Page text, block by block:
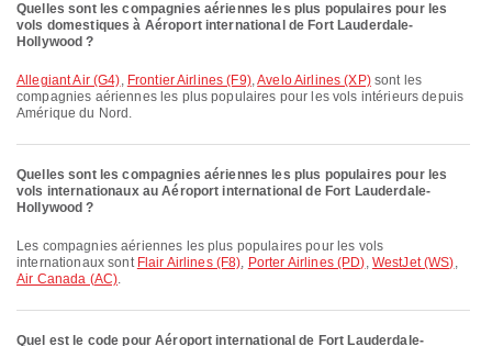
Quelles sont les compagnies aériennes les plus populaires pour les
vols domestiques à Aéroport international de Fort Lauderdale-
Hollywood ?
Allegiant Air (G4), Frontier Airlines (F9),Avelo Airlines (XP)sont les
compagnies aériennes les plus populaires pour les vols intérieurs depuis
Amérique du Nord.
Quelles sont les compagnies aériennes les plus populaires pour les
vols internationaux au Aéroport international de Fort Lauderdale-
Hollywood ?
Les compagnies aériennes les plus populaires pour les vols
internationaux sont Flair Airlines (F8), Porter Airlines (PD), WestJet (WS),
Air Canada (AC).
Quel est le code pour Aéroport international de Fort Lauderdale-